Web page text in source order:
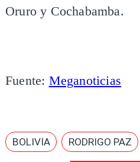
Oruro y Cochabamba.
Fuente: Meganoticias
BOLIVIA RODRIGO PAZ